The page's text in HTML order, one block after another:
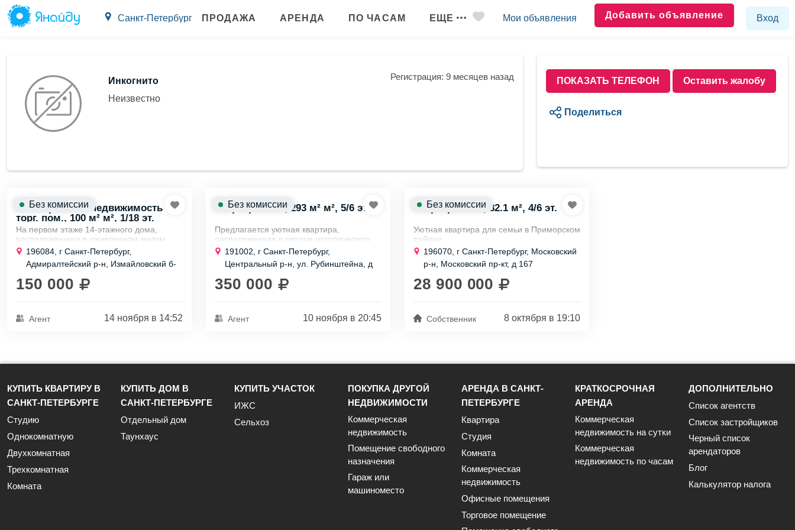
Санкт-Петербург ПРОДАЖА АРЕНДА ПО ЧАСАМ ЕЩЕ Мои объявления Добавить объявление Вход
Регистрация: 9 месяцев назад
Инкогнито
Неизвестно
ПОКАЗАТЬ ТЕЛЕФОН Оставить жалобу
Поделиться
Коммерческая недвижимость
торг. пом., 100 м² м², 1/18 эт.
На первом этаже 14-этажного дома,
расположенного в оживленном жилом
комплексе Галактика, открывается
замечательная возможность для вашего
бизнеса.
Этот дом...
196084, г Санкт-Петербург,
Адмиралтейский р-н, Измайловский б-
150 000
Агент 14 ноября в 14:52
Без комиссии Квартира 4х к., 293 м² м², 5/6 эт.
Предлагается уютная квартира,
расположенная в сердце исторического
Санкт-Петербурга.
Ваша прогулка до Исаакиевского собора
займет всего одну минуту, а до...
191002, г Санкт-Петербург,
Центральный р-н, ул. Рубинштейна, д
350 000
Агент 10 ноября в 20:45
Без комиссии Квартира 4х к., 82.1 м², 4/6 эт.
Уютная квартира для семьи в Приморском
районе.
Ищете комфортное жилье в спокойной и
развитой местности? Эта квартира с
большой гостиной и тремя
изолированными...
196070, г Санкт-Петербург, Московский
р-н, Московский пр-кт, д 167
28 900 000
Собственник 8 октября в 19:10
Без комиссии
КУПИТЬ КВАРТИРУ В
САНКТ-ПЕТЕРБУРГЕ
Студию
Однокомнатную
Двухкомнатная
Трехкомнатная
Комната
КУПИТЬ ДОМ В
САНКТ-ПЕТЕРБУРГЕ
Отдельный дом
Таунхаус
КУПИТЬ УЧАСТОК
ИЖС
Сельхоз
ПОКУПКА ДРУГОЙ
НЕДВИЖИМОСТИ
Коммерческая
недвижимость
Помещение свободного
назначения
Гараж или
машиноместо
АРЕНДА В САНКТ-
ПЕТЕРБУРГЕ
Квартира
Студия
Комната
Коммерческая
недвижимость
Офисные помещения
Торговое помещение
КРАТКОСРОЧНАЯ
АРЕНДА
Коммерческая
недвижимость на сутки
Коммерческая
недвижимость по часам
ДОПОЛНИТЕЛЬНО
Список агентств
Список застройщиков
Черный список
арендаторов
Блог
Калькулятор налога